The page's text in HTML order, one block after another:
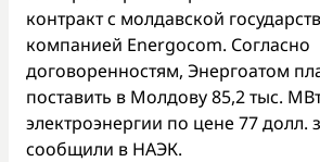
контракт с молдавской
компанией Energocom. Согласно
договоренностям, Энергоатом
поставить в Молдову 85,2 тыс.
электроэнергии по цене 77 долл.
сообщили в НАЭК.